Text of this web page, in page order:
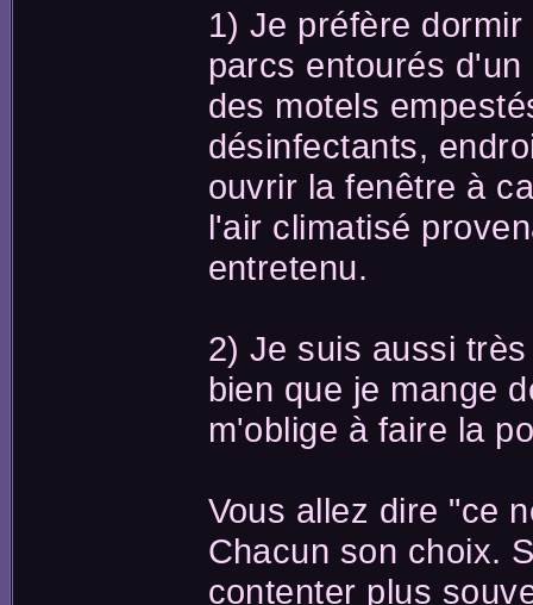
1) Je préfère
parcs entourés
des motels
désinfectants,
ouvrir la fenêtre à
l'air climatisé
entretenu.
2) Je suis aussi
bien que je mange
m'oblige à faire la
Vous allez dire "ce
Chacun son choix.
contenter plus